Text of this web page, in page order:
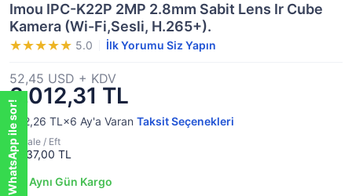
Imou IPC-K22P 2MP 2.8mm Sabit Lens Ir Cube
Kamera (Wi-Fi,Sesli, H.265+).
5.0 İlk Yorumu Siz Yapın
3.012,31 TL
52,45 USD + KDV
552,26 TL×6 Ay'a Varan Taksit Seçenekleri
Havale / Eft
2.937,00 TL
Aynı Gün Kargo
WhatsApp ile sor!
WhatsApp ile sor!